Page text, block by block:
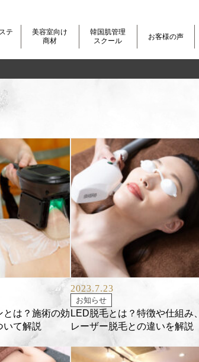
テ
美容室向け
商材
韓国肌管理
スクール
お客様の声
とは？施術の効
いて解説
2023.7.23
お知らせ
LED脱毛とは？特徴や仕組み、
レーザー脱毛との違いを解説